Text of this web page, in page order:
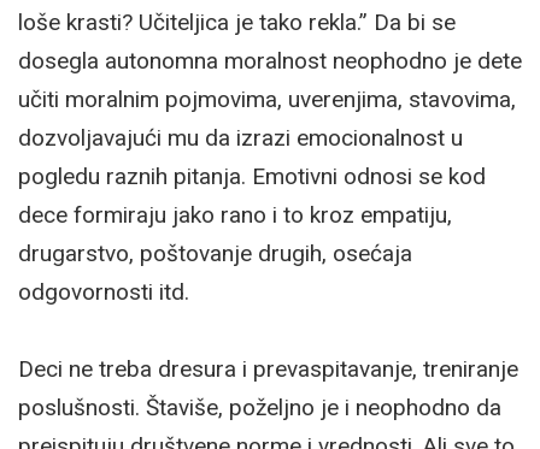
loše krasti? Učiteljica je tako rekla.” Da bi se
dosegla autonomna moralnost neophodno je dete
učiti moralnim pojmovima, uverenjima, stavovima,
dozvoljavajući mu da izrazi emocionalnost u
pogledu raznih pitanja. Emotivni odnosi se kod
dece formiraju jako rano i to kroz empatiju,
drugarstvo, poštovanje drugih, osećaja
odgovornosti itd.
Deci ne treba dresura i prevaspitavanje, treniranje
poslušnosti. Štaviše, poželjno je i neophodno da